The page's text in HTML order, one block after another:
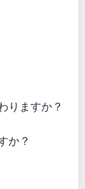
りますか？
か？